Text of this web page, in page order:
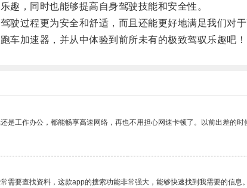
，同时也能够提高自身驾驶技能和安全性。
过程更为安全和舒适，而且还能更好地满足我们对于
加速器，并从中体验到前所未有的极致驾驭乐趣吧！
工作办公，都能畅享高速网络，再也不用担心网速卡顿了。以前出差的
要查找资料，这款app的搜索功能非常强大，能够快速找到我需要的信息。